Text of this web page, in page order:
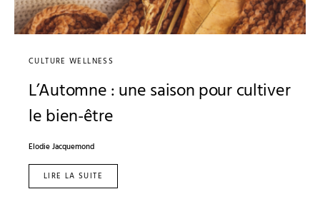
CULTURE WELLNESS
L’Automne : une saison pour cultiver
le bien-être
Elodie Jacquemond
LIRE LA SUITE